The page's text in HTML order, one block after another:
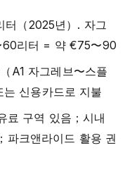
터（2025년）. 자그
60리터 = 약 €75〜90
A1 자그레브〜스플
신용카드로 지불
료 구역 있음；시내
파크앤라이드 활용 권